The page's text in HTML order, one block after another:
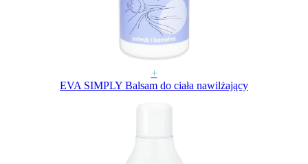
+
EVA SIMPLY Balsam do ciała nawilżający